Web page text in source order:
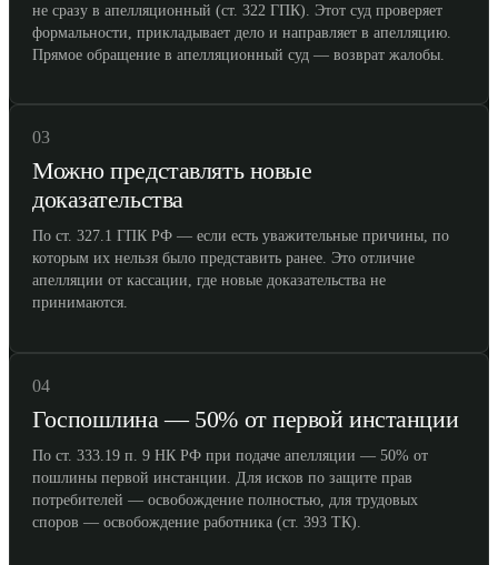
не сразу в апелляционный (ст. 322 ГПК). Этот суд проверяет
формальности, прикладывает дело и направляет в апелляцию.
Прямое обращение в апелляционный суд — возврат жалобы.
03
Можно представлять новые
доказательства
По ст. 327.1 ГПК РФ — если есть уважительные причины, по
которым их нельзя было представить ранее. Это отличие
апелляции от кассации, где новые доказательства не
принимаются.
04
Госпошлина — 50% от первой инстанции
По ст. 333.19 п. 9 НК РФ при подаче апелляции — 50% от
пошлины первой инстанции. Для исков по защите прав
потребителей — освобождение полностью, для трудовых
споров — освобождение работника (ст. 393 ТК).